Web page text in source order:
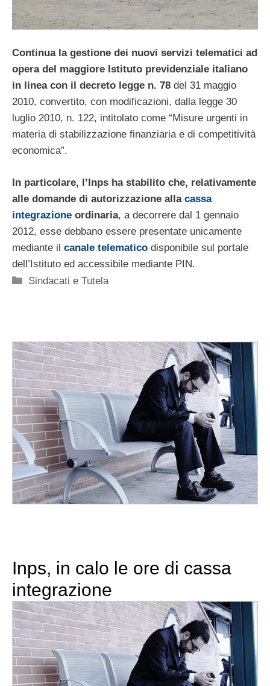
Continua la gestione dei nuovi servizi telematici ad
opera del maggiore Istituto previdenziale italiano
in linea con il decreto legge n. 78 del 31 maggio
2010, convertito, con modificazioni, dalla legge 30
luglio 2010, n. 122, intitolato come “Misure urgenti in
materia di stabilizzazione finanziaria e di competitività
economica”.
In particolare, l’Inps ha stabilito che, relativamente
alle domande di autorizzazione alla cassa
integrazione ordinaria, a decorrere dal 1 gennaio
2012, esse debbano essere presentate unicamente
mediante il canale telematico disponibile sul portale
dell’Istituto ed accessibile mediante PIN.
Categorie
Sindacati e Tutela
Inps, in calo le ore di cassa
integrazione